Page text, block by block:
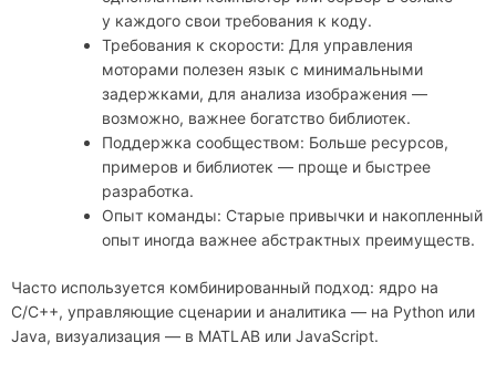
у каждого свои требования к коду.
Требования к скорости: Для управления
моторами полезен язык с минимальными
задержками, для анализа изображения —
возможно, важнее богатство библиотек.
Поддержка сообществом: Больше ресурсов,
примеров и библиотек — проще и быстрее
разработка.
Опыт команды: Старые привычки и накопленный
опыт иногда важнее абстрактных преимуществ.
Часто используется комбинированный подход: ядро на
C/C++, управляющие сценарии и аналитика — на Python или
Java, визуализация — в MATLAB или JavaScript.